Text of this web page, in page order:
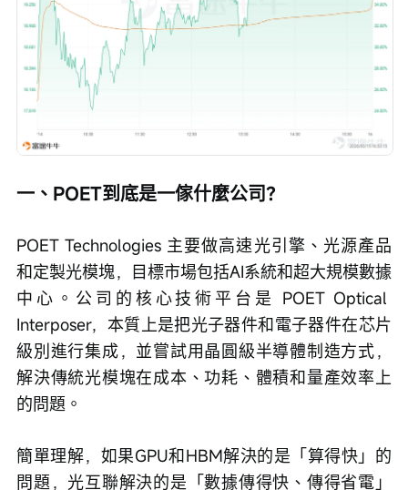
一、POET到底是一傢什麼公司？
POET Technologies 主要做高速光引擎、光源產品
和定製光模塊，目標市場包括AI系統和超大規模數據
中心。公司的核心技術平台是 POET Optical
Interposer，本質上是把光子器件和電子器件在芯片
級別進行集成，並嘗試用晶圓級半導體制造方式，
解決傳統光模塊在成本、功耗、體積和量產效率上
的問題。
簡單理解，如果GPU和HBM解決的是「算得快」的
問題，光互聯解決的是「數據傳得快、傳得省電」